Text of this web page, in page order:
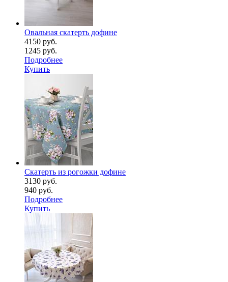
Овальная скатерть дофине
4150 руб.
1245 руб.
Подробнее
Купить
Скатерть из рогожки дофине
3130 руб.
940 руб.
Подробнее
Купить